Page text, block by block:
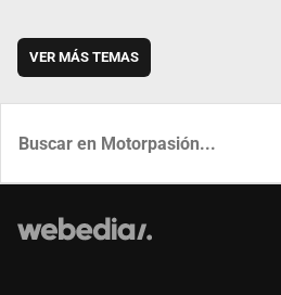
VER MÁS TEMAS